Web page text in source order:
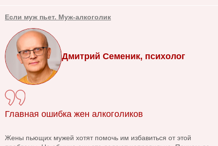
Если муж пьет. Муж-алкоголик
Дмитрий Семеник, психолог
Главная ошибка жен алкоголиков
Жены пьющих мужей хотят помочь им избавиться от этой